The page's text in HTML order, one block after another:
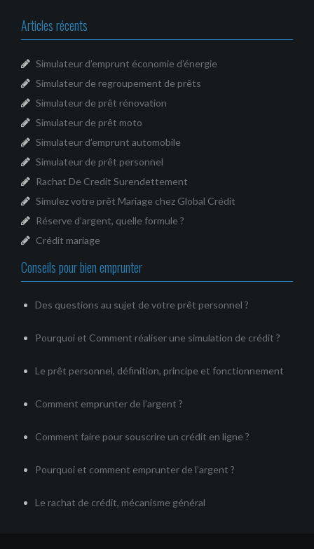
Articles récents
Simulateur d’emprunt économie d’énergie
Simulateur de regroupement de prêts
Simulateur de prêt rénovation
Simulateur de prêt moto
Simulateur d’emprunt automobile
Simulateur de prêt personnel
Rachat De Credit Surendettement
Simulez votre prêt Mariage chez Global Crédit
Réserve d’argent, quelle formule ?
Crédit mariage
Conseils pour bien emprunter
Des questions au sujet de votre prêt personnel ?
Pourquoi et Comment réaliser une simulation de crédit ?
Le prêt personnel, définition, principe et fonctionnement
Comment emprunter de l’argent ?
Comment faire pour souscrire un crédit en ligne ?
Pourquoi et comment emprunter de l’argent ?
Le rachat de crédit, mécanisme général